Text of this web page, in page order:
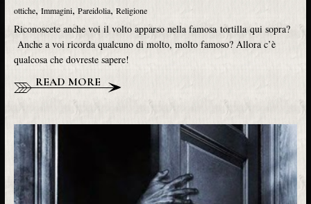
ottiche, Immagini, Pareidolia, Religione
Riconoscete anche voi il volto apparso nella famosa tortilla qui sopra?
Anche a voi ricorda qualcuno di molto, molto famoso? Allora c’è
qualcosa che dovreste sapere!
READ MORE